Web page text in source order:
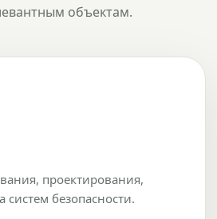
объектам.
проектирования,
систем безопасности.